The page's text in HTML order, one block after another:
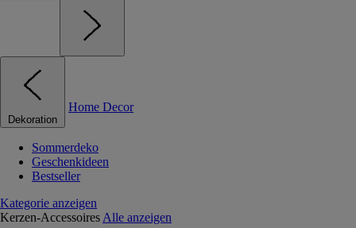
Dekoration
Home Decor
Sommerdeko
Geschenkideen
Bestseller
Kategorie anzeigen
Kerzen-Accessoires Alle anzeigen